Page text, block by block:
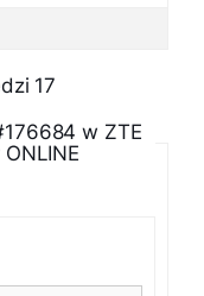
17
w ZTE